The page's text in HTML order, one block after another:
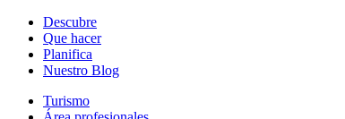
Descubre
Que hacer
Planifica
Nuestro Blog
Turismo